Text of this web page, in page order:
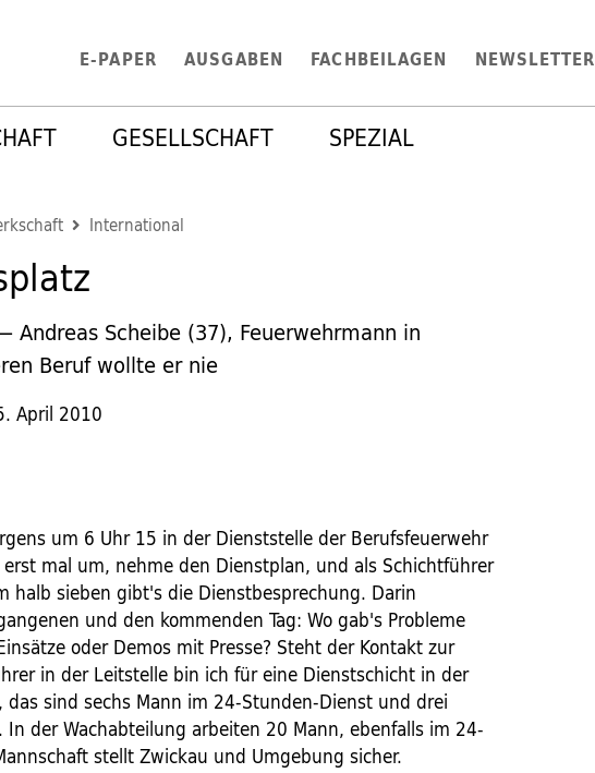
E-PAPER AUSGABEN FACHBEILAGEN NEWSLETTER
GESELLSCHAFT SPEZIAL
International
Andreas Scheibe (37), Feuerwehrmann in
Beruf wollte er nie
April 2010
um 6 Uhr 15 in der Dienststelle der Berufsfeuerwehr
mal um, nehme den Dienstplan, und als Schichtführer
halb sieben gibt's die Dienstbesprechung. Darin
und den kommenden Tag: Wo gab's Probleme
oder Demos mit Presse? Steht der Kontakt zur
in der Leitstelle bin ich für eine Dienstschicht in der
sind sechs Mann im 24-Stunden-Dienst und drei
In der Wachabteilung arbeiten 20 Mann, ebenfalls im 24-
stellt Zwickau und Umgebung sicher.